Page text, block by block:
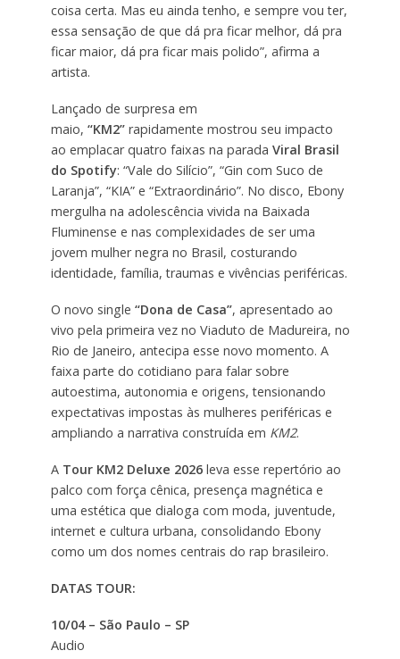
coisa certa. Mas eu ainda tenho, e sempre vou ter,
essa sensação de que dá pra ficar melhor, dá pra
ficar maior, dá pra ficar mais polido”, afirma a
artista.
Lançado de surpresa em
maio, “KM2”rapidamente mostrou seu impacto
ao emplacar quatro faixas na parada Viral Brasil
do Spotify: “Vale do Silício”, “Gin com Suco de
Laranja”, “KIA” e “Extraordinário”. No disco, Ebony
mergulha na adolescência vivida na Baixada
Fluminense e nas complexidades de ser uma
jovem mulher negra no Brasil, costurando
identidade, família, traumas e vivências periféricas.
O novo single “Dona de Casa”, apresentado ao
vivo pela primeira vez no Viaduto de Madureira, no
Rio de Janeiro, antecipa esse novo momento. A
faixa parte do cotidiano para falar sobre
autoestima, autonomia e origens, tensionando
expectativas impostas às mulheres periféricas e
ampliando a narrativa construída em KM2.
A Tour KM2 Deluxe 2026leva esse repertório ao
palco com força cênica, presença magnética e
uma estética que dialoga com moda, juventude,
internet e cultura urbana, consolidando Ebony
como um dos nomes centrais do rap brasileiro.
DATAS TOUR:
10/04 – São Paulo – SP
Audio